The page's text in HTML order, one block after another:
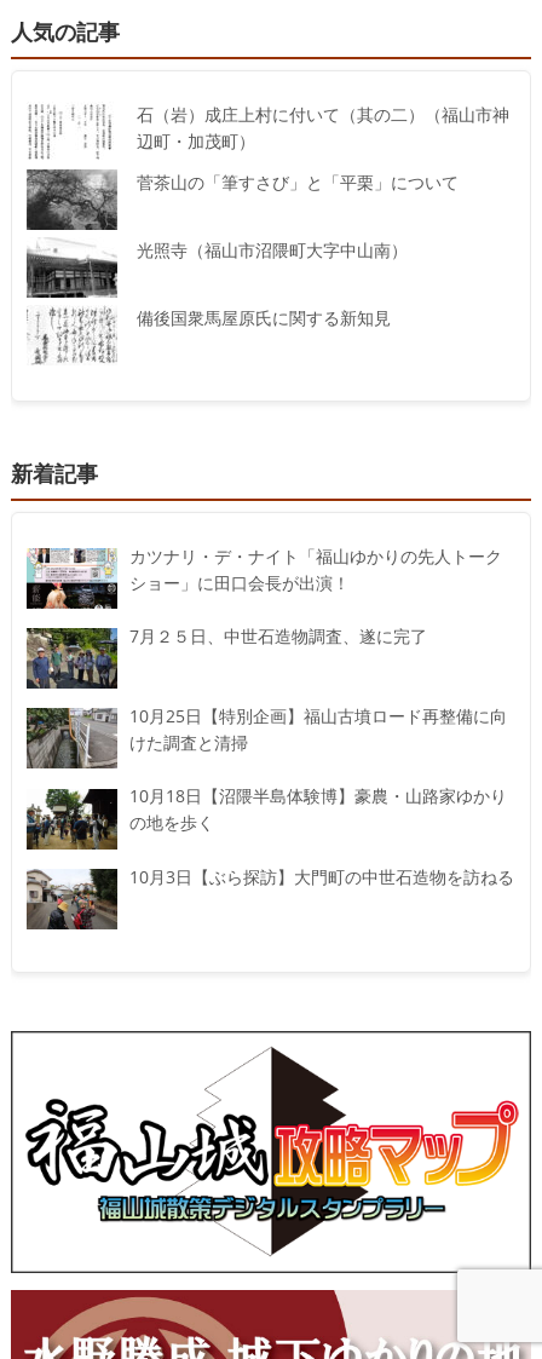
人気の記事
石（岩）成庄上村に付いて（其の二）（福山市神
辺町・加茂町）
菅茶山の「筆すさび」と「平栗」について
光照寺（福山市沼隈町大字中山南）
備後国衆馬屋原氏に関する新知見
新着記事
カツナリ・デ・ナイト「福山ゆかりの先人トーク
ショー」に田口会長が出演！
7月２５日、中世石造物調査、遂に完了
10月25日【特別企画】福山古墳ロード再整備に向
けた調査と清掃
10月18日【沼隈半島体験博】豪農・山路家ゆかり
の地を歩く
10月3日【ぶら探訪】大門町の中世石造物を訪ねる